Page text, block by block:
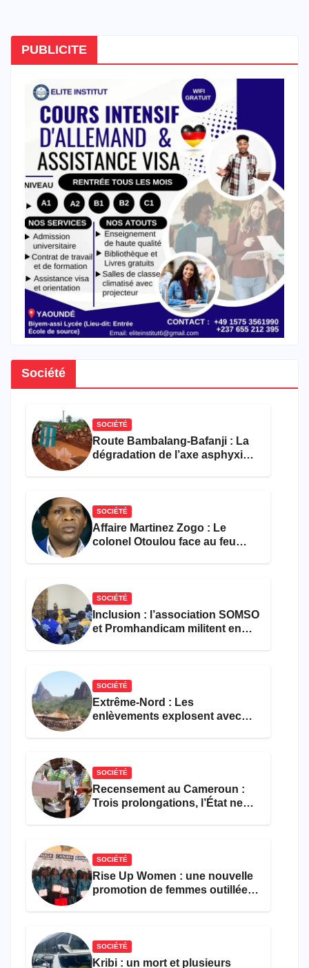
PUBLICITE
Société
SOCIÉTÉ
Route Bambalang-Bafanji : La
dégradation de l’axe asphyxie
SOCIÉTÉ
Affaire Martinez Zogo : Le
colonel Otoulou face au feu
SOCIÉTÉ
Inclusion : l’association SOMSO
et Promhandicam militent en
SOCIÉTÉ
Extrême-Nord : Les
enlèvements explosent avec
SOCIÉTÉ
Recensement au Cameroun :
Trois prolongations, l’État ne
SOCIÉTÉ
Rise Up Women : une nouvelle
promotion de femmes outillées
SOCIÉTÉ
Kribi : un mort et plusieurs